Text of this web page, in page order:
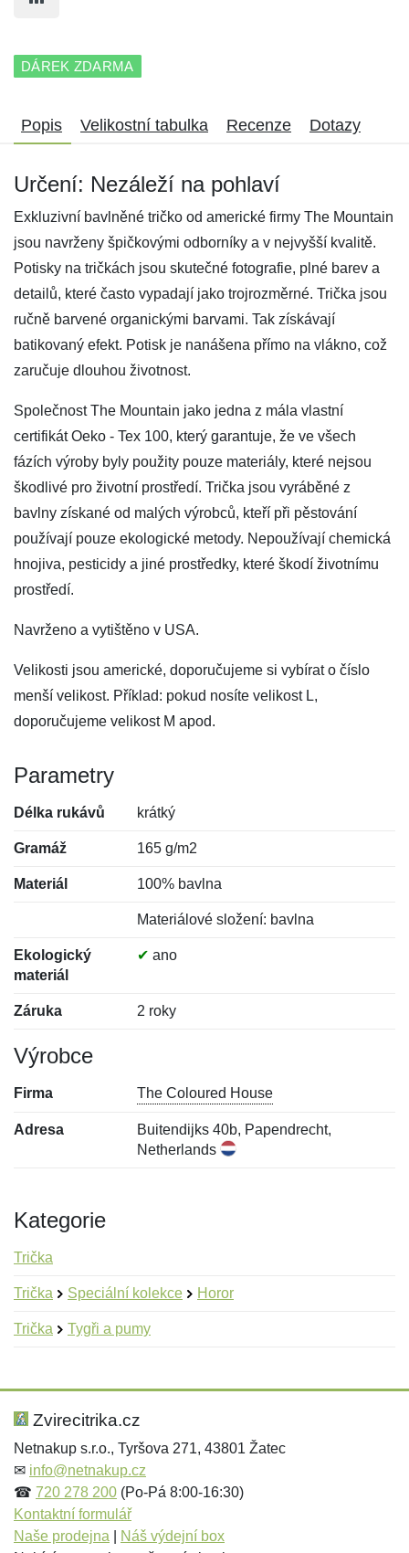
DÁREK ZDARMA
Popis Velikostní tabulka Recenze Dotazy
Určení: Nezáleží na pohlaví
Exkluzivní bavlněné tričko od americké firmy The Mountain
jsou navrženy špičkovými odborníky a v nejvyšší kvalitě.
Potisky na tričkách jsou skutečné fotografie, plné barev a
detailů, které často vypadají jako trojrozměrné. Trička jsou
ručně barvené organickými barvami. Tak získávají
batikovaný efekt. Potisk je nanášena přímo na vlákno, což
zaručuje dlouhou životnost.
Společnost The Mountain jako jedna z mála vlastní
certifikát Oeko - Tex 100, který garantuje, že ve všech
fázích výroby byly použity pouze materiály, které nejsou
škodlivé pro životní prostředí. Trička jsou vyráběné z
bavlny získané od malých výrobců, kteří při pěstování
používají pouze ekologické metody. Nepoužívají chemická
hnojiva, pesticidy a jiné prostředky, které škodí životnímu
prostředí.
Navrženo a vytištěno v USA.
Velikosti jsou americké, doporučujeme si vybírat o číslo
menší velikost. Příklad: pokud nosíte velikost L,
doporučujeme velikost M apod.
Parametry
Délka rukávů krátký
Gramáž 165 g/m2
Materiál 100% bavlna
Materiálové složení: bavlna
Ekologický
materiál
✔ ano
Záruka 2 roky
Výrobce
Firma The Coloured House
Adresa
Buitendijks 40b, Papendrecht,
Netherlands
Kategorie
Trička
Trička Speciální kolekce Horor
Trička Tygři a pumy
Hodnocení:
Jméno: *
Jméno:
E-mail:*
Zvirecitrika.cz
Netnakup s.r.o., Tyršova 271, 43801 Žatec
✉ info@netnakup.cz
☎ 720 278 200 (Po-Pá 8:00-16:30)
Kontaktní formulář
Naše prodejna
Náš výdejní box